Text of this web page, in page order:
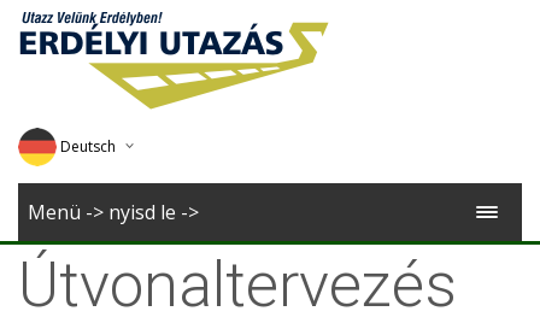
Deutsch
English
Romana
Menü -> nyisd le ->
Útvonaltervezés